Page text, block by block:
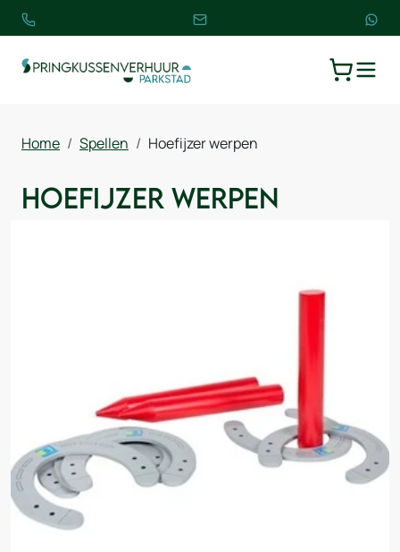
Home Spellen Hoefijzer werpen
Hoefijzer werpen